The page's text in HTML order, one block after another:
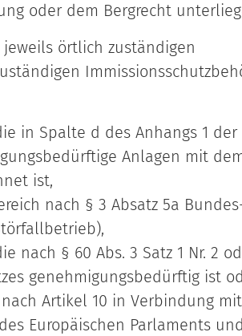
oder dem Bergrecht
örtlich zuständigen
in Spalte d des Anhangs 1 der
Anlagen mit
ist,
nach § 3 Absatz 5a
nach § 60 Abs. 3 Satz 1 Nr. 2
genehmigungsbedürftig ist
Artikel 10 in Verbindung
Europäischen Parlaments